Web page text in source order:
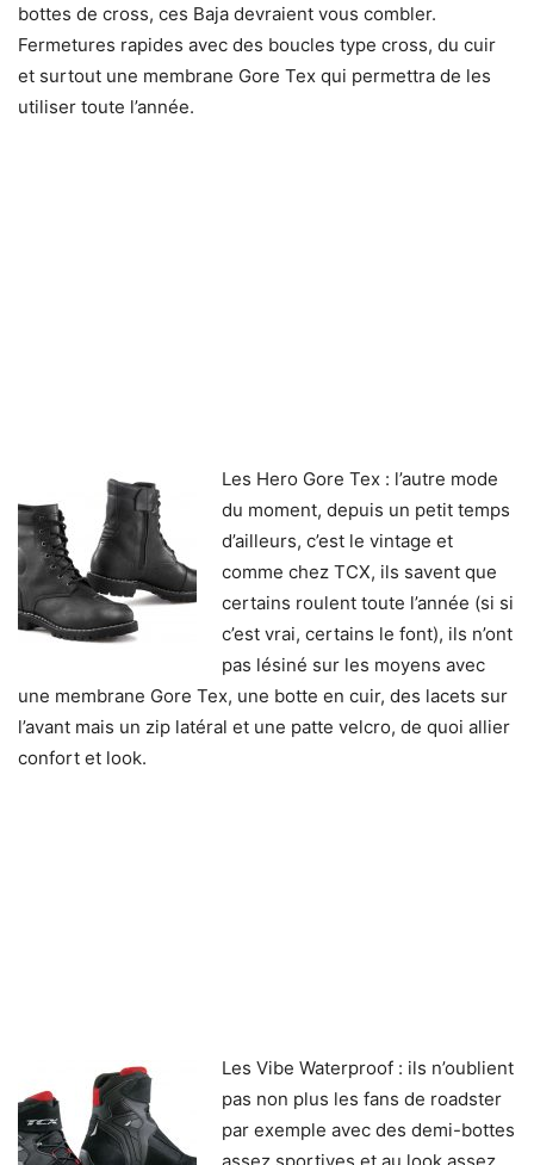
bottes de cross, ces Baja devraient vous combler.
Fermetures rapides avec des boucles type cross, du cuir
et surtout une membrane Gore Tex qui permettra de les
utiliser toute l’année.
Les Hero Gore Tex : l’autre mode
du moment, depuis un petit temps
d’ailleurs, c’est le vintage et
comme chez TCX, ils savent que
certains roulent toute l’année (si si
c’est vrai, certains le font), ils n’ont
pas lésiné sur les moyens avec
une membrane Gore Tex, une botte en cuir, des lacets sur
l’avant mais un zip latéral et une patte velcro, de quoi allier
confort et look.
Les Vibe Waterproof : ils n’oublient
pas non plus les fans de roadster
par exemple avec des demi-bottes